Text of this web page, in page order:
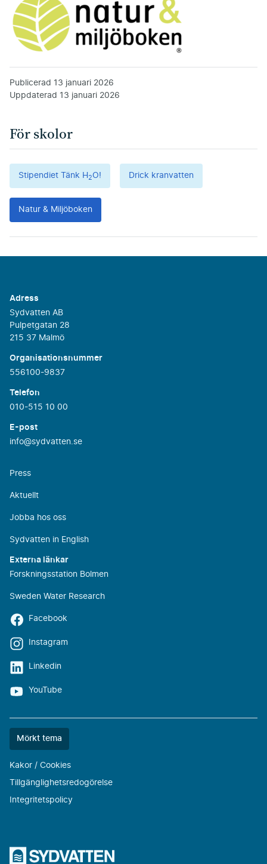
Publicerad 13 januari 2026
Uppdaterad 13 januari 2026
För skolor
Stipendiet Tänk H 2O! Drick kranvatten
Natur & Miljöboken
Adress
Sydvatten AB
Pulpetgatan 28
215 37 Malmö
Organisationsnummer
556100-9837
Telefon
010-515 10 00
E-post
info@sydvatten.se
Press
Aktuellt
Jobba hos oss
Sydvatten in English
Externa länkar
Forskningsstation Bolmen
Sweden Water Research
Facebook
Instagram
Linkedin
YouTube
Färgtemat
Mörkt tema
Kakor / Cookies
Tillgänglighetsredogörelse
Integritetspolicy